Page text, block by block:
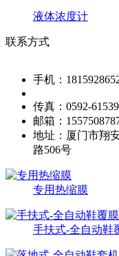
液体浓度计
联系方式
手机：
传真： 0592-
邮箱：
地址： 厦门市翔
路506号
专用热缩膜
手扶式-全自动鞋